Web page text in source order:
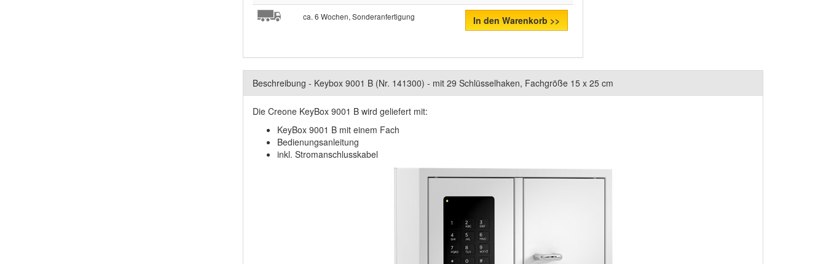
ca. 6 Wochen, Sonderanfertigung In den Warenkorb >>
Beschreibung - Keybox 9001 B (Nr. 141300) - mit 29 Schlüsselhaken, Fachgröße 15 x 25 cm
Die Creone KeyBox 9001 B wird geliefert mit:
KeyBox 9001 B mit einem Fach
Bedienungsanleitung
inkl. Stromanschlusskabel